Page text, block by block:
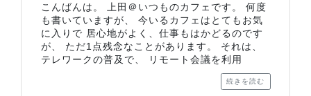
こんばんは。 上田＠いつものカフェです。 何度
も書いていますが、 今いるカフェはとてもお気
に入りで 居心地がよく、仕事もはかどるのです
が、 ただ1点残念なことがあります。 それは、
テレワークの普及で、 リモート会議を利用
続きを読む